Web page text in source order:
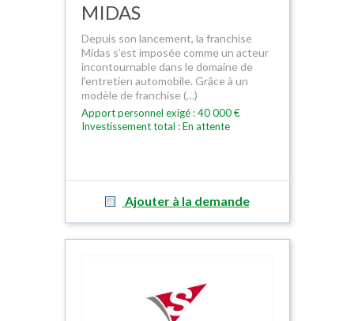
MIDAS
Depuis son lancement, la franchise
Midas s’est imposée comme un acteur
incontournable dans le domaine de
l'entretien automobile. Grâce à un
modèle de franchise (…)
Apport personnel exigé : 40 000 €
Investissement total : En attente
Ajouter à la demande